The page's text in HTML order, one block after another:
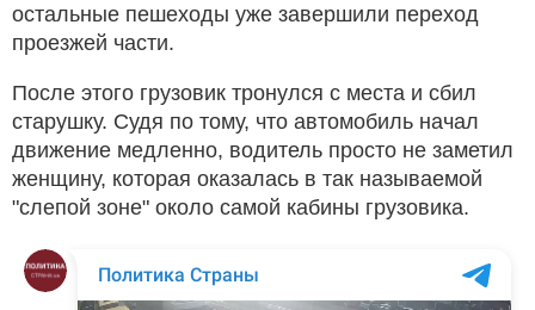
остальные пешеходы уже завершили переход
проезжей части.
После этого грузовик тронулся с места и сбил
старушку. Судя по тому, что автомобиль начал
движение медленно, водитель просто не заметил
женщину, которая оказалась в так называемой
"слепой зоне" около самой кабины грузовика.